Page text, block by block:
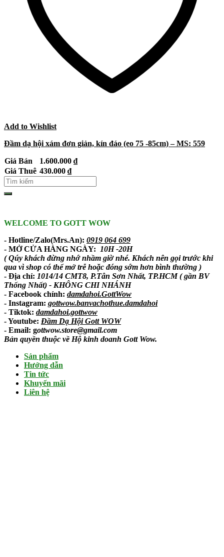
Add to Wishlist
Đầm dạ hội xám đơn giản, kín đáo (eo 75 -85cm) – MS: 559
Giá Bán 1.600.000 ₫
Giá Thuê 430.000 ₫
WELCOME TO GOTT WOW
- Hotline/Zalo(Mrs.An): 0919 064 699
- MỞ CỬA HÀNG NGÀY:
10H -20H
( Qúy khách đừng nhớ nhầm giờ nhé. Khách nên gọi trước khi
qua vì shop có thể mở trễ hoặc đóng sớm hơn bình thường )
- Địa chỉ: 1014/14 CMT8, P.Tân Sơn Nhất, TP.HCM ( gần BV
Thống Nhất) - KHÔNG CHI NHÁNH
- Facebook chính: damdahoi.GottWow
- Instagram: gottwow.banvachothue.damdahoi
- Tiktok: damdahoi.gottwow
-Youtube: Đầm Dạ Hội Gott WOW
- Email: gottwow.store@gmail.com
Bản quyền thuộc về Hộ kinh doanh Gott Wow.
Sản phẩm
Hướng dẫn
Tin tức
Khuyến mãi
Liên hệ